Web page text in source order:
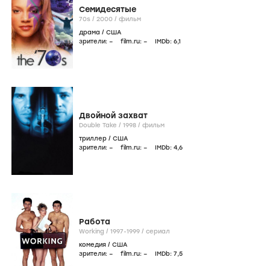
Семидесятые
70s / 2000 / фильм
драма / США
зрители: – film.ru: – IMDb: 6,1
Двойной захват
Double Take / 1998 / фильм
триллер / США
зрители: – film.ru: – IMDb: 4,6
Работа
Working / 1997-1999 / сериал
комедия / США
зрители: – film.ru: – IMDb: 7,5